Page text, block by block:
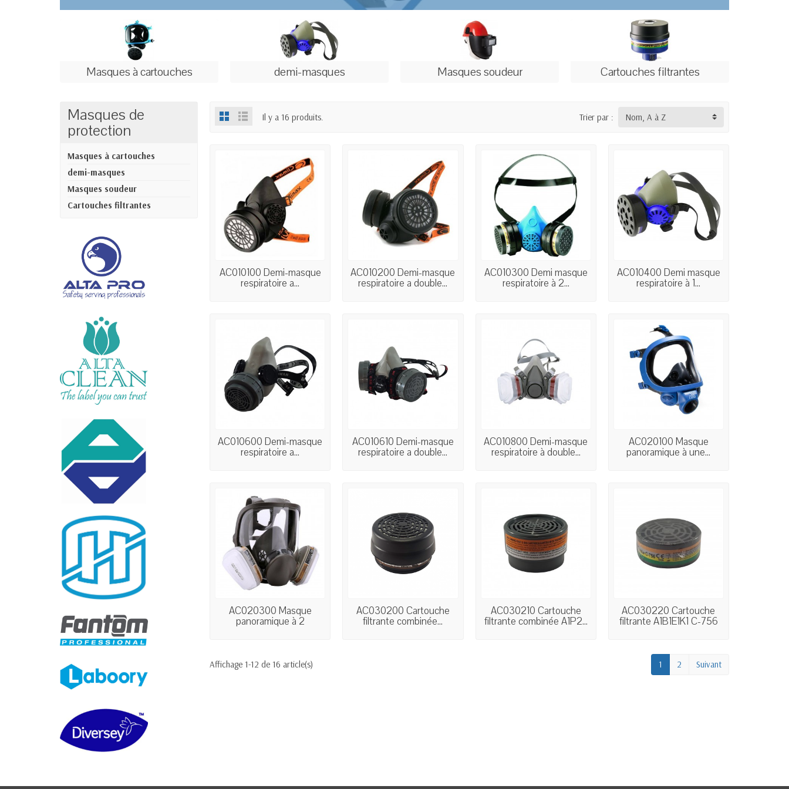
Masques à cartouches demi-masques Masques soudeur Cartouches filtrantes
Masques de
protection
Masques à cartouches
demi-masques
Masques soudeur
Cartouches filtrantes
Il y a 16 produits. Trier par : Nom, A à Z
AC010100 Demi-masque
respiratoire a...
AC010200 Demi-masque
respiratoire a double...
AC010300 Demi masque
respiratoire à 2...
AC010400 Demi masque
respiratoire à 1...
AC010600 Demi-masque
respiratoire a...
AC010610 Demi-masque
respiratoire a double...
AC010800 Demi-masque
respiratoire à double...
AC020100 Masque
panoramique à une...
AC020300 Masque
panoramique à 2
AC030200 Cartouche
filtrante combinée...
AC030210 Cartouche
filtrante combinée A1P2...
AC030220 Cartouche
filtrante A1B1E1K1 C-756
Affichage 1-12 de 16 article(s) 1 2 Suivant